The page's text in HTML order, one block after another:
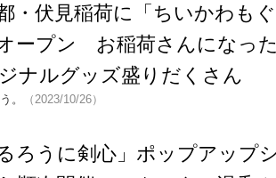
・伏見稲荷に「ちいかわも
ープン お稲荷さんになっ
ナルグッズ盛りだくさん
。 （2023/10/26）
るろうに剣心」ポップアップ